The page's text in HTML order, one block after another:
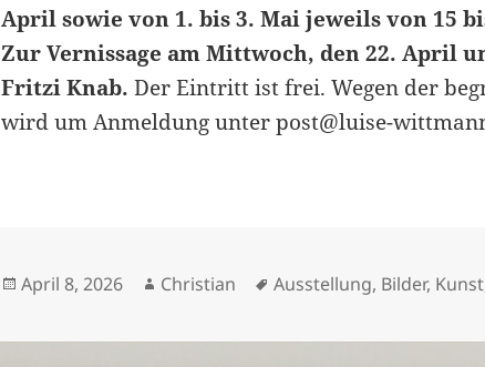
April sowie von 1. bis 3. Mai jeweils von 15
Zur Vernissage am Mittwoch, den 22. April
Fritzi Knab. Der Eintritt ist frei. Wegen der
wird um Anmeldung unter post@luise-
Veröffentlicht
April 8, 2026 Autor
Christian Schlagwörter
Ausstellung, Bilder, Kunst